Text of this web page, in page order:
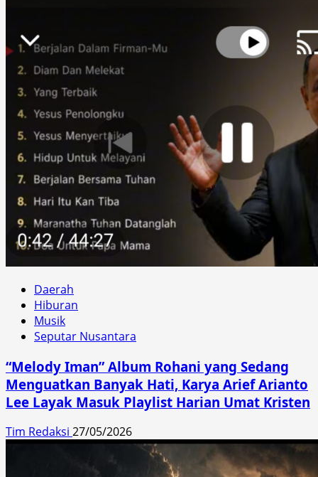
Daerah
Hiburan
Musik
Seputar Nusantara
“Melody Iman” Album Rohani yang Sedang
Menguatkan Banyak Hati, Karya Arief Arianto
Lee Layak Masuk Playlist Harian Umat Kristen
Tim Redaksi 27/05/2026